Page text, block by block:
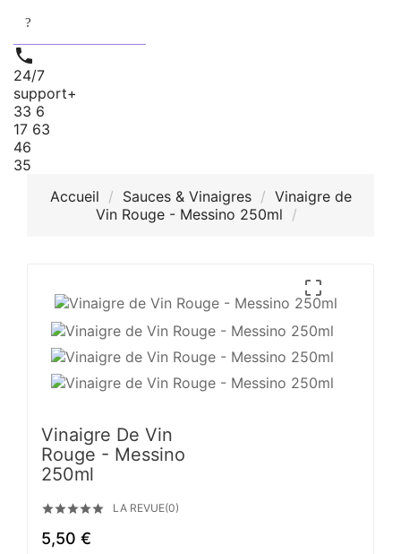
?

24/7
support+
33 6
17 63
46
35
Accueil Sauces & Vinaigres
Vinaigre de
Vin Rouge - Messino 250ml

Vinaigre De Vin
Rouge - Messino
250ml
 LA REVUE(0)
5,50 €